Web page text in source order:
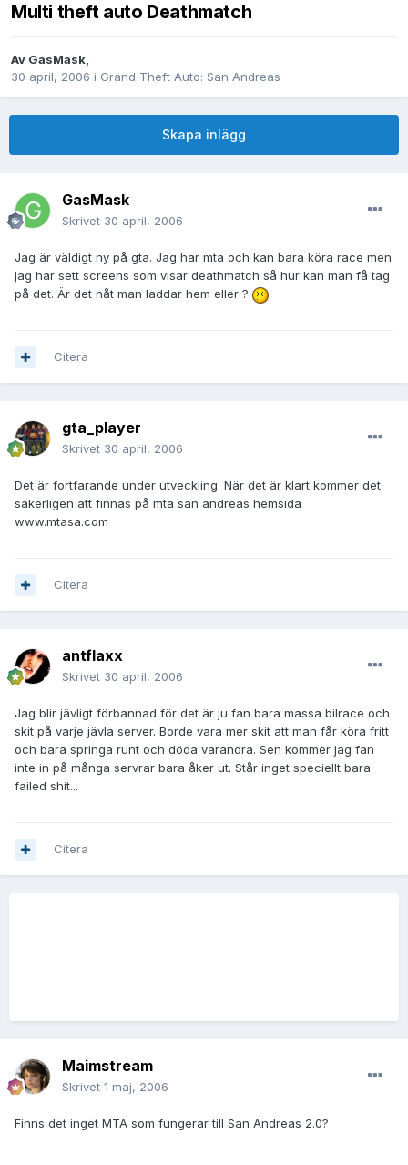
Multi theft auto Deathmatch
Av GasMask,
30 april, 2006 i Grand Theft Auto: San Andreas
Skapa inlägg
GasMask
Skrivet 30 april, 2006
Jag är väldigt ny på gta. Jag har mta och kan bara köra race men
jag har sett screens som visar deathmatch så hur kan man få tag
på det. Är det nåt man laddar hem eller ?
Citera
gta_player
Skrivet 30 april, 2006
Det är fortfarande under utveckling. När det är klart kommer det
säkerligen att finnas på mta san andreas hemsida
www.mtasa.com
Citera
antflaxx
Skrivet 30 april, 2006
Jag blir jävligt förbannad för det är ju fan bara massa bilrace och
skit på varje jävla server. Borde vara mer skit att man får köra fritt
och bara springa runt och döda varandra. Sen kommer jag fan
inte in på många servrar bara åker ut. Står inget speciellt bara
failed shit...
Citera
Maimstream
Skrivet 1 maj, 2006
Finns det inget MTA som fungerar till San Andreas 2.0?